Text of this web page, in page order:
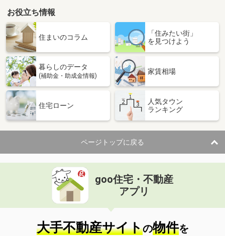
お役立ち情報
住まいのコラム
「住みたい街」
を見つけよう
暮らしのデータ
(補助金・助成金情報)
家賃相場
住宅ローン
人気タウン
ランキング
ページトップに戻る
goo住宅・不動産
アプリ
大手不動産サイトの物件を